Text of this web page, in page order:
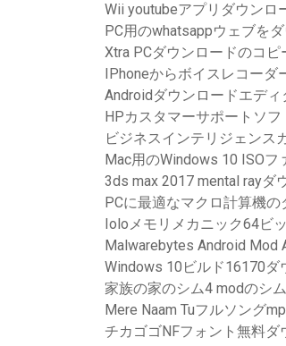
Wii youtubeアプリダウンロ
PC用のwhatsappウェブを
Xtra PCダウンロードのコピ
IPhoneからボイスレコーダ
Androidダウンロードエディ
HPカスタマーサポートソ
ビジネスインテリジェンス
Mac用のWindows 10 ISO
3ds max 2017 mental rayダ
PCに最適なマクロ計算機
Ioloメモリメカニック64ビ
Malwarebytes Android Mod
Windows 10ビルド16170ダ
家族の家のシム4 modのシ
Mere Naam Tuフルソング
チカゴゴNFフォント無料ダ